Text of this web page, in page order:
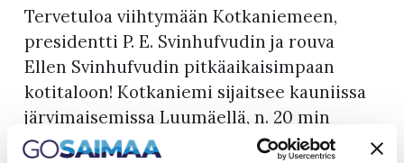
Tervetuloa viihtymään Kotkaniemeen,
presidentti P. E. Svinhufvudin ja rouva
Ellen Svinhufvudin pitkäaikaisimpaan
kotitaloon! Kotkaniemi sijaitsee kauniissa
järvimaisemissa Luumäellä, n. 20 min
ajomatkan päässä Lappeenrannasta.